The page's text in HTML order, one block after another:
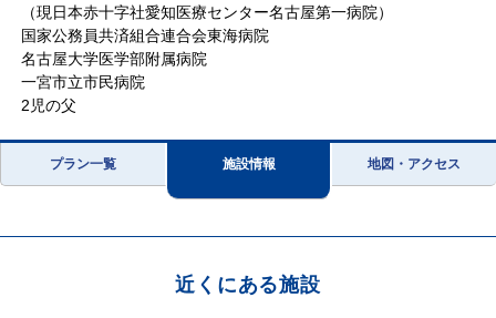
（現日本赤十字社愛知医療センター名古屋第一病院）
国家公務員共済組合連合会東海病院
名古屋大学医学部附属病院
一宮市立市民病院
2児の父
プラン一覧 施設情報 地図・アクセス
近くにある施設